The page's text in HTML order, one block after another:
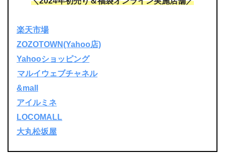
楽天市場
ZOZOTOWN(Yahoo店)
Yahooショッピング
マルイウェブチャネル
&mall
アイルミネ
LOCOMALL
大丸松坂屋